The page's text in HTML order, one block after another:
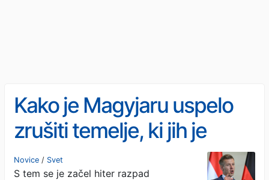
Kako je Magyjaru uspelo
zrušiti temelje, ki jih je
Orban gradil več let?
Novice / Svet
S tem se je začel hiter razpad